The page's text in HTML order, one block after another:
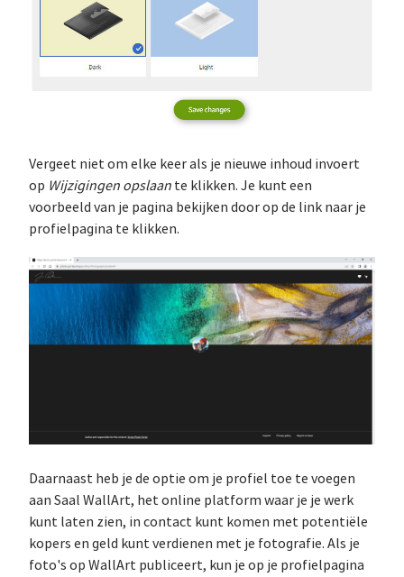
Vergeet niet om elke keer als je nieuwe inhoud invoert
op Wijzigingen opslaan te klikken. Je kunt een
voorbeeld van je pagina bekijken door op de link naar je
profielpagina te klikken.
Daarnaast heb je de optie om je profiel toe te voegen
aan Saal WallArt, het online platform waar je je werk
kunt laten zien, in contact kunt komen met potentiële
kopers en geld kunt verdienen met je fotografie. Als je
foto's op WallArt publiceert, kun je op je profielpagina